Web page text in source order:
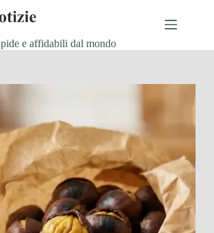
e affidabili dal mondo